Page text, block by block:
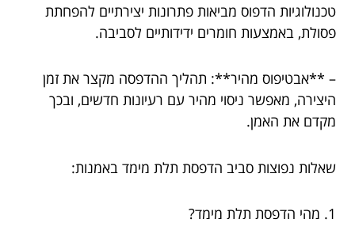
טכנולוגיות הדפוס מביאות פתרונות יצירתיים להפחתת
פסולת, באמצעות חומרים ידידותיים לסביבה.
– **אבטיפוס מהיר**: תהליך ההדפסה מקצר את זמן
היצירה, מאפשר ניסוי מהיר עם רעיונות חדשים, ובכך
מקדם את האמן.
שאלות נפוצות סביב הדפסת תלת מימד באמנות:
1. מהי הדפסת תלת מימד?